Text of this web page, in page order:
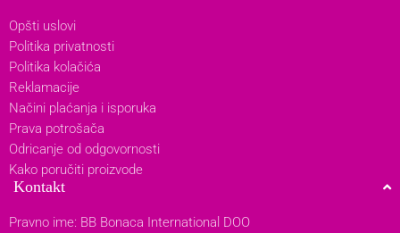
Opšti uslovi
Politika privatnosti
Politika kolačića
Reklamacije
Načini plaćanja i isporuka
Prava potrošača
Odricanje od odgovornosti
Kako poručiti proizvode
Kontakt
Pravno ime: BB Bonaca International DOO